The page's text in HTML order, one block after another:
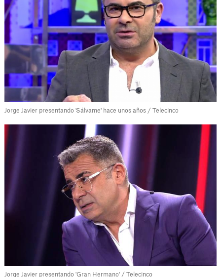
Jorge Javier presentando 'Sálvame' hace unos años / Telecinco
Jorge Javier presentando 'Gran Hermano' / Telecinco